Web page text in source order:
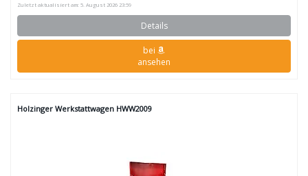
Zuletzt aktualisiert am: 5. August 2026 23:59
Details
bei
ansehen
Holzinger Werkstattwagen HWW2009